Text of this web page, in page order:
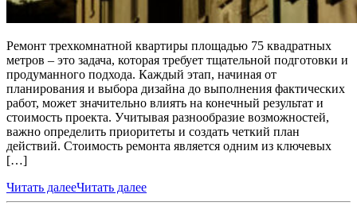
Ремонт трехкомнатной квартиры площадью 75 квадратных
метров – это задача, которая требует тщательной подготовки и
продуманного подхода. Каждый этап, начиная от
планирования и выбора дизайна до выполнения фактических
работ, может значительно влиять на конечный результат и
стоимость проекта. Учитывая разнообразие возможностей,
важно определить приоритеты и создать четкий план
действий. Стоимость ремонта является одним из ключевых
[…]
Читать далееЧитать далее